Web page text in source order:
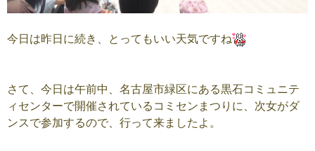
今日は昨日に続き、とってもいい天気ですね
さて、今日は午前中、名古屋市緑区にある黒石コミュニテ
ィセンターで開催されているコミセンまつりに、次女がダ
ンスで参加するので、行って来ましたよ。